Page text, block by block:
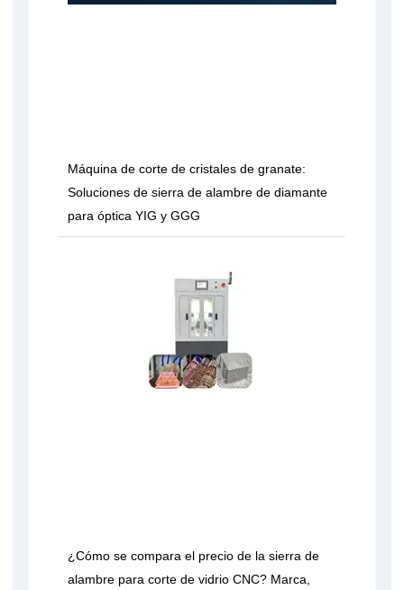
Máquina de corte de cristales de granate:
Soluciones de sierra de alambre de diamante
para óptica YIG y GGG
¿Cómo se compara el precio de la sierra de
alambre para corte de vidrio CNC? Marca,